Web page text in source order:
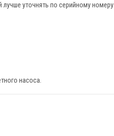
уточнять по серийному
насоса.